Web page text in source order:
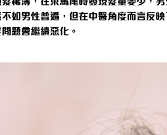
如男性普遍，但在中醫角度而言反
題會繼續惡化。